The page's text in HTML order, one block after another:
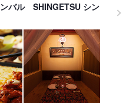
バル SHINGETSU シン